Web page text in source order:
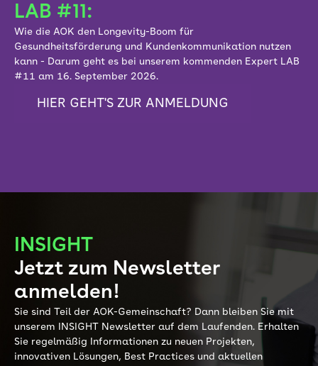
LAB #11:
Wie die AOK den Longevity-Boom für
Gesundheitsförderung und Kundenkommunikation nutzen
kann - Darum geht es bei unserem kommenden Expert LAB
#11 am 16. September 2026.
HIER GEHT'S ZUR ANMELDUNG
INSIGHT
Jetzt zum Newsletter
anmelden!
Sie sind Teil der AOK-Gemeinschaft? Dann bleiben Sie mit
unserem INSIGHT Newsletter auf dem Laufenden. Erhalten
Sie regelmäßig Informationen zu neuen Projekten,
innovativen Lösungen, Best Practices und aktuellen